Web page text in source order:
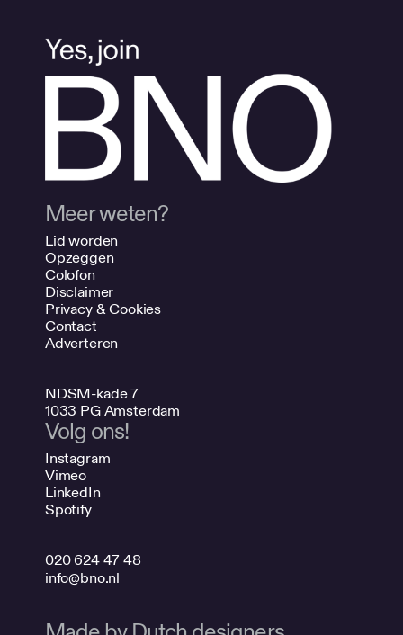
Meer weten?
Lid worden
Opzeggen
Colofon
Disclaimer
Privacy & Cookies
Contact
Adverteren
NDSM-kade 7
1033 PG Amsterdam
Volg ons!
Instagram
Vimeo
LinkedIn
Spotify
020 624 47 48
info@bno.nl